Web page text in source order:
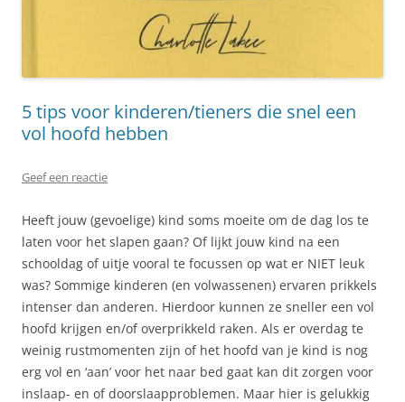
5 tips voor kinderen/tieners die snel een
vol hoofd hebben
Geef een reactie
Heeft jouw (gevoelige) kind soms moeite om de dag los te
laten voor het slapen gaan? Of lijkt jouw kind na een
schooldag of uitje vooral te focussen op wat er NIET leuk
was? Sommige kinderen (en volwassenen) ervaren prikkels
intenser dan anderen. Hierdoor kunnen ze sneller een vol
hoofd krijgen en/of overprikkeld raken. Als er overdag te
weinig rustmomenten zijn of het hoofd van je kind is nog
erg vol en ‘aan’ voor het naar bed gaat kan dit zorgen voor
inslaap- en of doorslaapproblemen. Maar hier is gelukkig